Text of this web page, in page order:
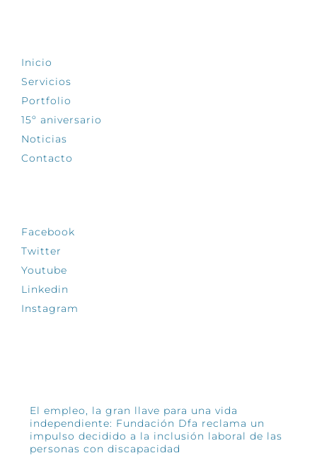
Inicio
Servicios
Portfolio
15º aniversario
Noticias
Contacto
Facebook
Twitter
Youtube
Linkedin
Instagram
El empleo, la gran llave para una vida
independiente: Fundación Dfa reclama un
impulso decidido a la inclusión laboral de las
personas con discapacidad